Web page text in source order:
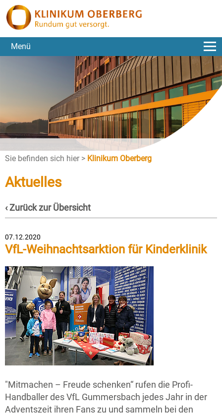
Menü
Sie befinden sich hier > Klinikum Oberberg
Aktuelles
‹ Zurück zur Übersicht
07.12.2020
VfL-Weihnachtsarktion für Kinderklinik
"Mitmachen – Freude schenken“ rufen die Profi-
Handballer des VfL Gummersbach jedes Jahr in der
Adventszeit ihren Fans zu und sammeln bei den